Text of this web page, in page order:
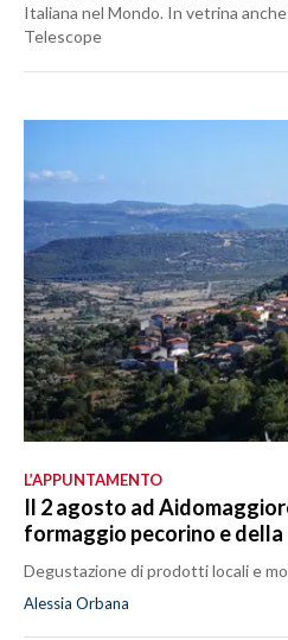
Italiana nel Mondo. In vetrina
Telescope
L’APPUNTAMENTO
Il 2 agosto ad
formaggio pecorino e della
Degustazione di prodotti locali e
Alessia Orbana